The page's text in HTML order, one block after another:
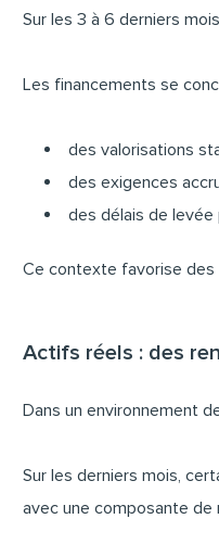
Sur les 3 à 6 derniers
Les financements se
des valorisations
des exigences
des délais de levée
Ce contexte favorise des
Actifs réels : des
Dans un environnement
Sur les derniers mois,
avec une composante de